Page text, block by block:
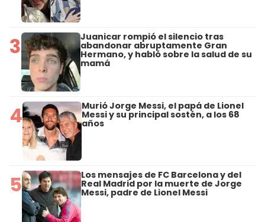
3 Juanicar rompió el silencio tras
abandonar abruptamente Gran
Hermano, y habló sobre la salud de su
mamá
4 Murió Jorge Messi, el papá de Lionel
Messi y su principal sostén, a los 68
años
5 Los mensajes de FC Barcelona y del
Real Madrid por la muerte de Jorge
Messi, padre de Lionel Messi